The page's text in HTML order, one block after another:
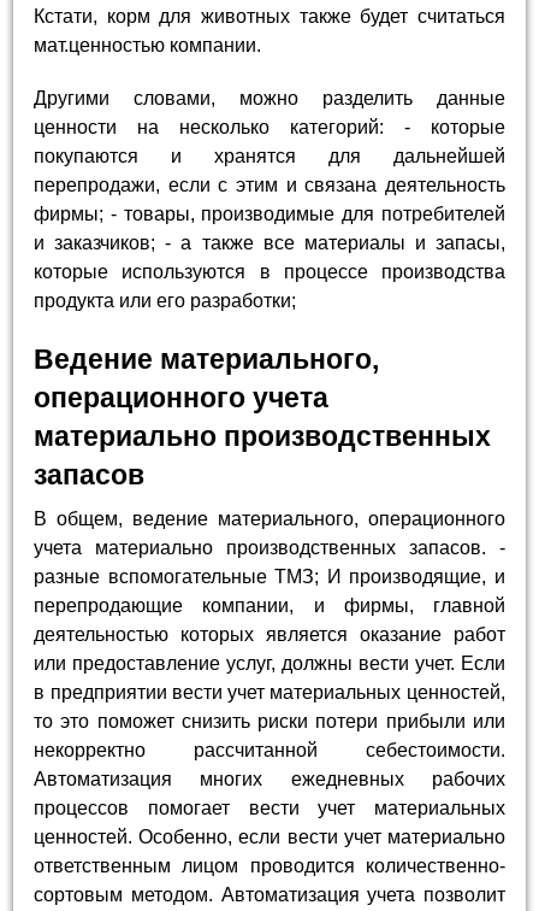
Кстати, корм для животных также будет считаться
мат.ценностью компании.
Другими словами, можно разделить данные
ценности на несколько категорий: - которые
покупаются и хранятся для дальнейшей
перепродажи, если с этим и связана деятельность
фирмы; - товары, производимые для потребителей
и заказчиков; - а также все материалы и запасы,
которые используются в процессе производства
продукта или его разработки;
Ведение материального,
операционного учета
материально производственных
запасов
В общем, ведение материального, операционного
учета материально производственных запасов. -
разные вспомогательные ТМЗ; И производящие, и
перепродающие компании, и фирмы, главной
деятельностью которых является оказание работ
или предоставление услуг, должны вести учет. Если
в предприятии вести учет материальных ценностей,
то это поможет снизить риски потери прибыли или
некорректно рассчитанной себестоимости.
Автоматизация многих ежедневных рабочих
процессов помогает вести учет материальных
ценностей. Особенно, если вести учет материально
ответственным лицом проводится количественно-
сортовым методом. Автоматизация учета позволит